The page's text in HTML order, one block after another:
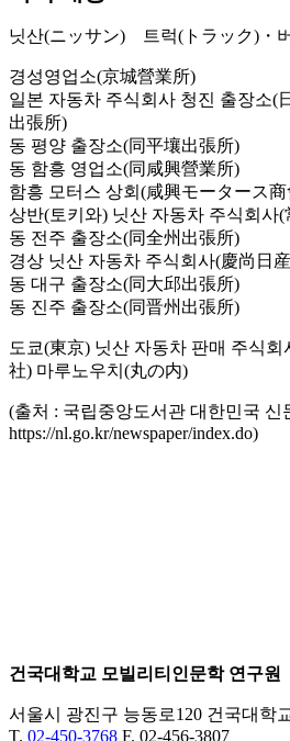
닛산(ニッサン) 트럭(トラック)・
경성영업소(京城營業所)
일본 자동차 주식회사 청진 출장소(
出張所)
동 평양 출장소(同平壤出張所)
동 함흥 영업소(同咸興營業所)
함흥 모터스 상회(咸興モータース商
상반(토키와) 닛산 자동차 주식회사
동 전주 출장소(同全州出張所)
경상 닛산 자동차 주식회사(慶尚日
동 대구 출장소(同大邱出張所)
동 진주 출장소(同晋州出張所)
도쿄(東京) 닛산 자동차 판매 주식
社) 마루노우치(丸の内)
(출처 : 국립중앙도서관 대한민국 신
https://nl.go.kr/newspaper/index.do)
건국대학교 모빌리티인문학 연구원
서울시 광진구 능동로120 건국대학
T. 02-450-3768 F. 02-456-3807